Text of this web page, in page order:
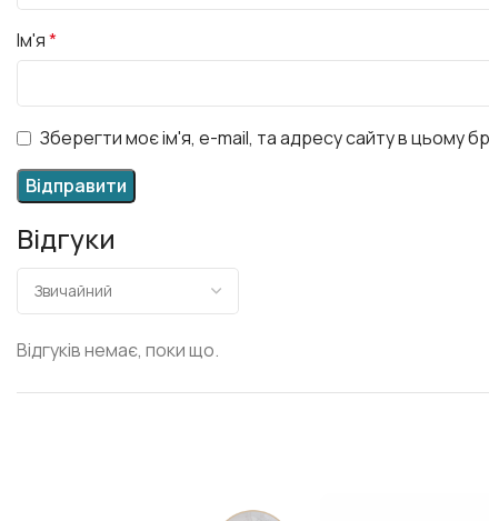
Відгуки
Відгуків немає, поки що.
Ім'я*
Зберегти моє ім'я, e-mail, та адресу сайту в цьому